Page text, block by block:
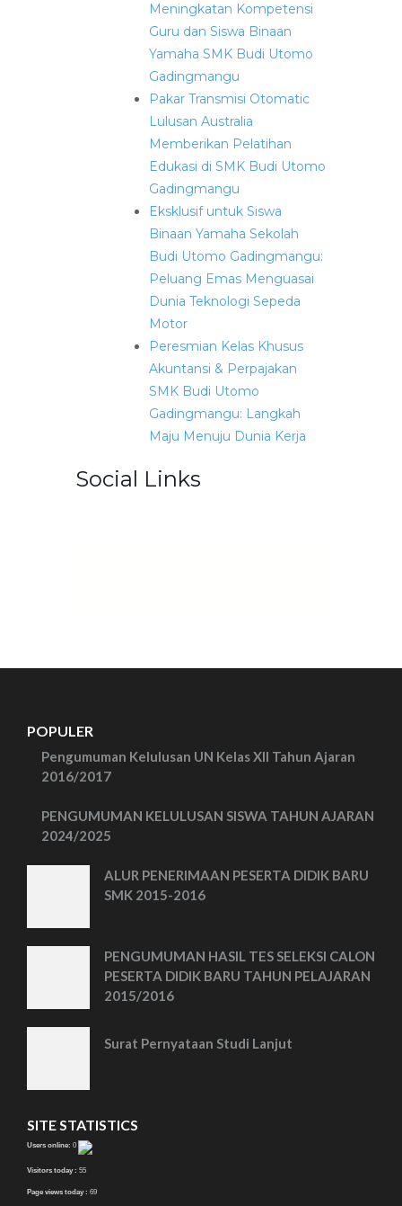
Meningkatan Kompetensi
Guru dan Siswa Binaan
Yamaha SMK Budi Utomo
Gadingmangu
Pakar Transmisi Otomatic
Lulusan Australia
Memberikan Pelatihan
Edukasi di SMK Budi Utomo
Gadingmangu
Eksklusif untuk Siswa
Binaan Yamaha Sekolah
Budi Utomo Gadingmangu:
Peluang Emas Menguasai
Dunia Teknologi Sepeda
Motor
Peresmian Kelas Khusus
Akuntansi & Perpajakan
SMK Budi Utomo
Gadingmangu: Langkah
Maju Menuju Dunia Kerja
Social Links
POPULER
Pengumuman Kelulusan UN Kelas XII Tahun Ajaran
2016/2017
PENGUMUMAN KELULUSAN SISWA TAHUN AJARAN
2024/2025
ALUR PENERIMAAN PESERTA DIDIK BARU
SMK 2015-2016
PENGUMUMAN HASIL TES SELEKSI CALON
PESERTA DIDIK BARU TAHUN PELAJARAN
2015/2016
Surat Pernyataan Studi Lanjut
SITE STATISTICS
Users online: 0
Visitors today : 55
Page views today : 69